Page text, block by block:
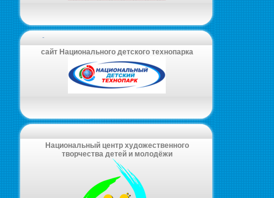
-
сайт Национального детского технопарка
Национальный центр художественного
творчества детей и молодёжи